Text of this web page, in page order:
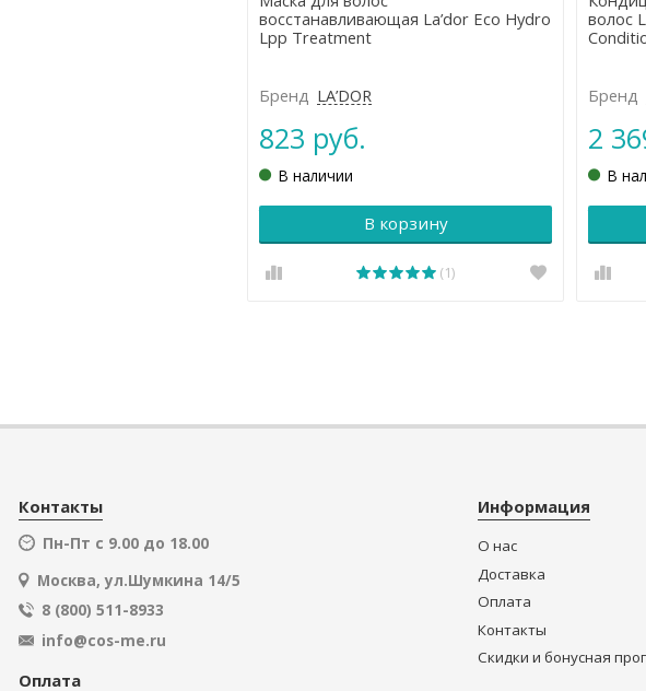
восстанавливающая La’dor Eco Hydro
Lpp Treatment
Бренд LA’DOR
823 руб.
В наличии
В корзину
(1)
волос
Бренд
2
В
Контакты
Пн-Пт с 9.00 до 18.00
Москва, ул.Шумкина 14/5
8 (800) 511-8933
info@cos-me.ru
Оплата
Информация
О нас
Доставка
Оплата
Контакты
Скидки и бонусная